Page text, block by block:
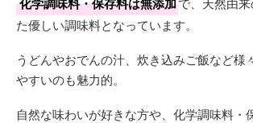
た優しい調味料となっています。
うどんやおでんの汁、炊き込みご飯など様
やすいのも魅力的。
自然な味わいが好きな方や、化学調味料・